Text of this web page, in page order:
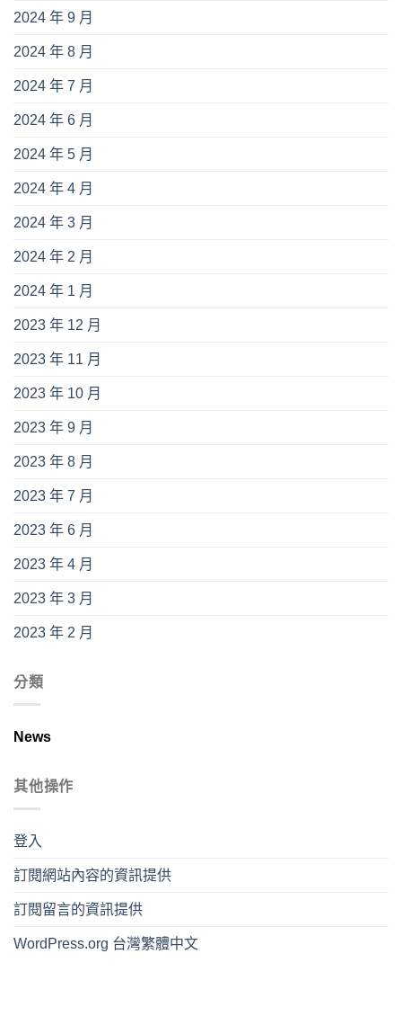
2024 年 9 月
2024 年 8 月
2024 年 7 月
2024 年 6 月
2024 年 5 月
2024 年 4 月
2024 年 3 月
2024 年 2 月
2024 年 1 月
2023 年 12 月
2023 年 11 月
2023 年 10 月
2023 年 9 月
2023 年 8 月
2023 年 7 月
2023 年 6 月
2023 年 4 月
2023 年 3 月
2023 年 2 月
分類
News
其他操作
登入
訂閱網站內容的資訊提供
訂閱留言的資訊提供
WordPress.org 台灣繁體中文